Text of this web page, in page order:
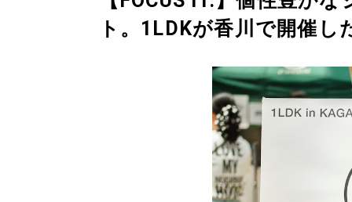
ト。1LDKが香川で開催